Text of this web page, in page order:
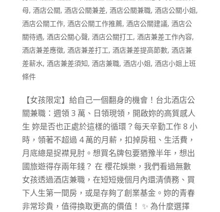
母, 酒店公關, 酒店公關兼差, 酒店公關兼職, 酒店公關小姐,
酒店公關工作, 酒店公關工作推薦, 酒店公關建議, 酒店公
關待遇, 酒店公關心聲, 酒店公關打工, 酒店兼差工作內容,
酒店兼差應徵, 酒店兼差打工, 酒店兼差提高節數, 酒店兼
差薪水, 酒店兼差須知, 酒店兼職, 酒店小姐, 酒店小姐上班
條件
【女孩限定】給自己一個翻身的機會！台北酒店公
關兼職：週領 3 萬、日領現領，開啟妳的高質感人
生 妳是否也正處於這樣的循環？每天辛勤工作 8 小
時，領著不超過 4 萬的月薪，扣掉房租、生活費，
月底總是捉襟見肘。想買名牌包要猶豫半年，想出
國旅遊得存兩年錢？ 在 櫻花娛樂，我們看過無數
女孩透過酒店兼職，在短短幾個月內還清債務、買
下人生第一間房，或是存夠了創業基金。妳的青春
非常珍貴，值得換取更高的價值！ ✨ 為什麼選擇